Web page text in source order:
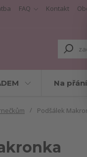
FAQ Kontakt
Na přání
Podšálek